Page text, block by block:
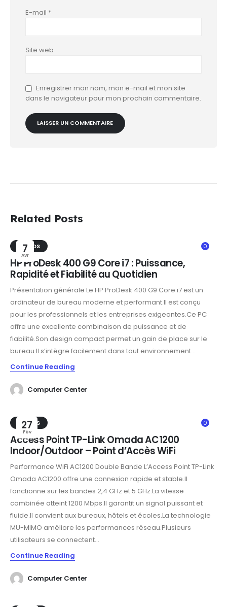
E-mail *
Site web
Enregistrer mon nom, mon e-mail et mon site
dans le navigateur pour mon prochain commentaire.
Related Posts
7
Avr
0
TRENDS
HP ProDesk 400 G9 Core i7 : Puissance,
Rapidité et Fiabilité au Quotidien
Présentation générale Le HP ProDesk 400 G9 Core i7 est un
ordinateur de bureau moderne et performant.Il est conçu
pour les professionnels et les entreprises exigeantes.Ce PC
offre une excellente combinaison de puissance et de
fiabilité.Son design compact permet un gain de place sur le
bureau.Il s’intègre facilement dans tout environnement...
Continue Reading
Computer Center
27
Fév
0
TRENDS
Access Point TP-Link Omada AC1200
Indoor/Outdoor – Point d’Accès WiFi
Performance WiFi AC1200 Double Bande L’Access Point TP-Link
Omada AC1200 offre une connexion rapide et stable.Il
fonctionne sur les bandes 2,4 GHz et 5 GHz.La vitesse
combinée atteint 1200 Mbps.Il garantit un signal puissant et
fluide.Il convient aux bureaux, hôtels et écoles.La technologie
MU-MIMO améliore les performances réseau.Plusieurs
utilisateurs se connectent...
Continue Reading
Computer Center